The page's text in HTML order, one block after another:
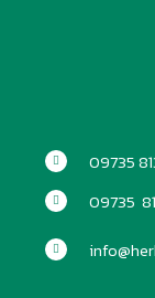
09735
09735